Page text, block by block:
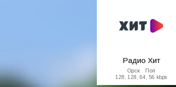
Религиозные
Радио Хит
Орск Поп
128, 128, 64, 56 kbps